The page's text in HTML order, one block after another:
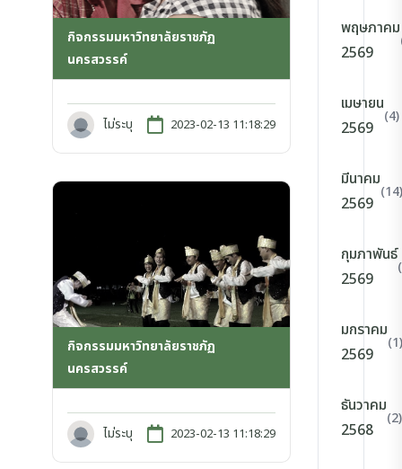
กิจกรรมมหาวิทยาลัยราชภัฏ
นครสวรรค์
ไม่ระบุ 2023-02-13 11:18:29
กิจกรรมมหาวิทยาลัยราชภัฏ
นครสวรรค์
ไม่ระบุ 2023-02-13 11:18:29
พฤษภาคม
2569
เมษายน
2569
(4)
มีนาคม
2569
(14)
กุมภาพันธ์
2569
มกราคม
2569
(1)
ธันวาคม
2568
(2)